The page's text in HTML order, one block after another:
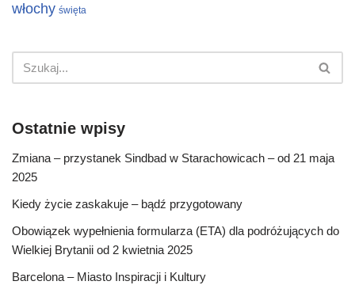
włochy święta
Ostatnie wpisy
Zmiana – przystanek Sindbad w Starachowicach – od 21 maja
2025
Kiedy życie zaskakuje – bądź przygotowany
Obowiązek wypełnienia formularza (ETA) dla podróżujących do
Wielkiej Brytanii od 2 kwietnia 2025
Barcelona – Miasto Inspiracji i Kultury